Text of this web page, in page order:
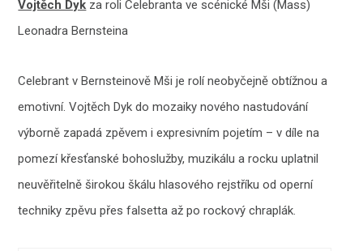
Vojtěch Dyk za roli Celebranta ve scénické Mši (Mass)
Leonadra Bernsteina
Celebrant v Bernsteinově Mši je rolí neobyčejně obtížnou a
emotivní. Vojtěch Dyk do mozaiky nového nastudování
výborně zapadá zpěvem i expresivním pojetím – v díle na
pomezí křesťanské bohoslužby, muzikálu a rocku uplatnil
neuvěřitelně širokou škálu hlasového rejstříku od operní
techniky zpěvu přes falsetta až po rockový chraplák.